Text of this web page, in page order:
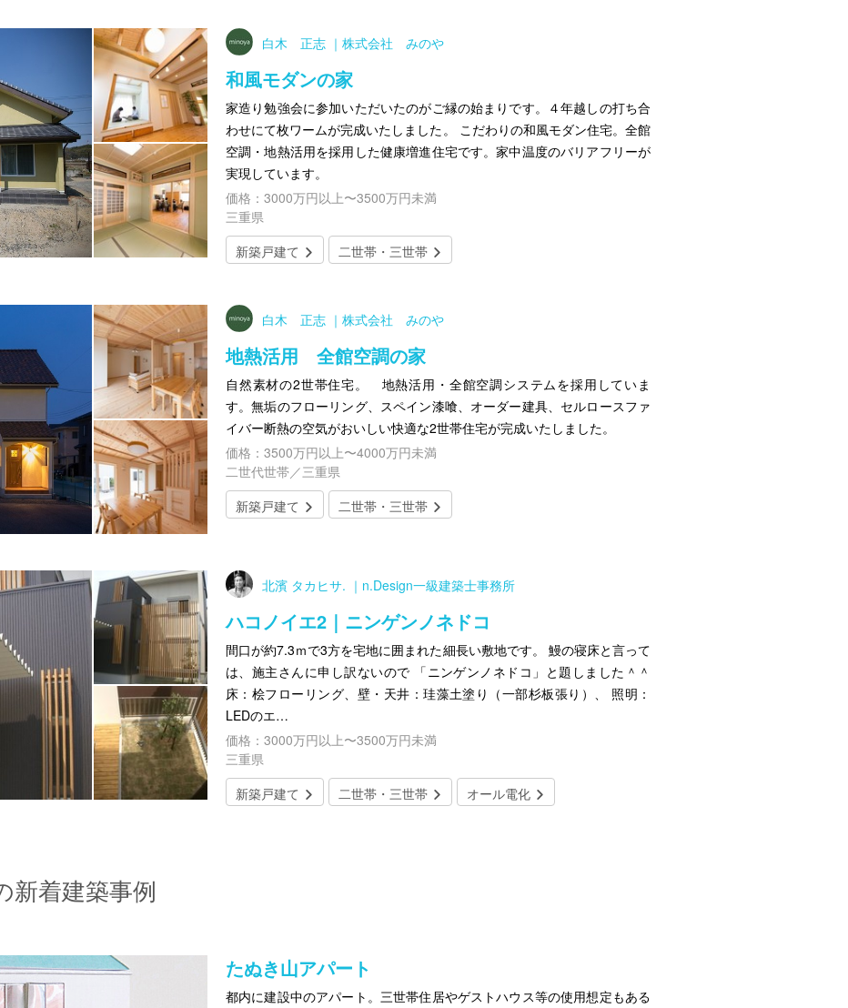
白木 正志 ｜株式会社 みのや
和風モダンの家
家造り勉強会に参加いただいたのがご縁の始まりです。４年越しの打ち合
わせにて枚ワームが完成いたしました。 こだわりの和風モダン住宅。全館
空調・地熱活用を採用した健康増進住宅です。家中温度のバリアフリーが
実現しています。
価格：3000万円以上〜3500万円未満
三重県
新築戸建て
二世帯・三世帯
白木 正志 ｜株式会社 みのや
地熱活用 全館空調の家
自然素材の2世帯住宅。 地熱活用・全館空調システムを採用していま
す。無垢のフローリング、スペイン漆喰、オーダー建具、セルロースファ
イバー断熱の空気がおいしい快適な2世帯住宅が完成いたしました。
価格：3500万円以上〜4000万円未満
二世代世帯／三重県
新築戸建て
二世帯・三世帯
北濱 タカヒサ. ｜n.Design一級建築士事務所
ハコノイエ2｜ニンゲンノネドコ
間口が約7.3ｍで3方を宅地に囲まれた細長い敷地です。 鰻の寝床と言って
は、施主さんに申し訳ないので 「ニンゲンノネドコ」と題しました＾＾
床：桧フローリング、壁・天井：珪藻土塗り（一部杉板張り）、 照明：
LEDのエ…
価格：3000万円以上〜3500万円未満
三重県
新築戸建て
二世帯・三世帯 オール電化
新着建築事例
たぬき山アパート
都内に建設中のアパート。三世帯住居やゲストハウス等の使用想定もある